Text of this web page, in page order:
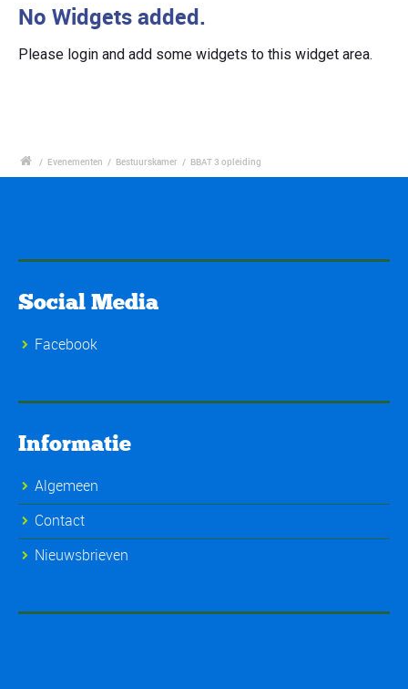
No Widgets added.
Please login and add some widgets to this widget area.
/ Evenementen / Bestuurskamer / BBAT 3 opleiding
Social Media
Facebook
Informatie
Algemeen
Contact
Nieuwsbrieven